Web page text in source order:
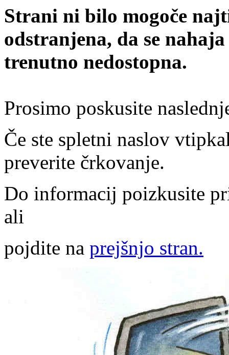
Strani ni bilo mogoče
odstranjena, da se
trenutno nedostopna.
Prosimo poskusite
Če ste spletni naslov
preverite črkovanje.
Do informacij poizkusite
ali
pojdite na prejšnjo stran.